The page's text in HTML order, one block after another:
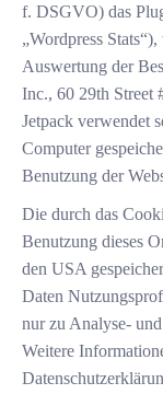
f. DSGVO) das
„Wordpress
Auswertung der
Inc., 60 29th Street
Jetpack verwendet
Computer
Benutzung der
Die durch das
Benutzung dieses
den USA
Daten
nur zu Analyse-
Weitere